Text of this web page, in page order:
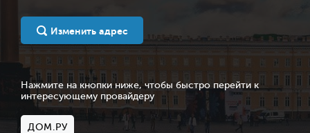
Изменить адрес
Нажмите на кнопки ниже, чтобы быстро перейти к
интересующему провайдеру
ДОМ.РУ